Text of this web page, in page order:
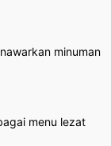
minuman
menu lezat